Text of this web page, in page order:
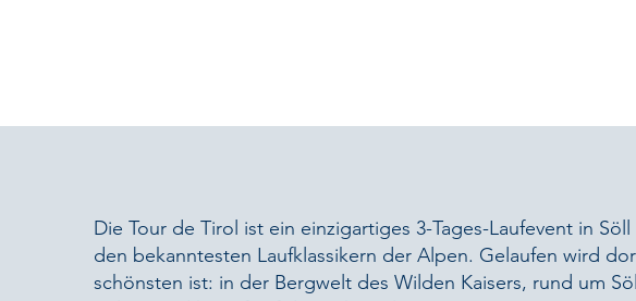
Die Tour de Tirol ist ein einzigartiges 3-Tages-Laufevent in
den bekanntesten Laufklassikern der Alpen. Gelaufen wird
schönsten ist: in der Bergwelt des Wilden Kaisers, rund um